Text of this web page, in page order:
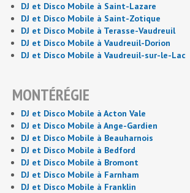
DJ et Disco Mobile à Saint-Lazare
DJ et Disco Mobile à Saint-Zotique
DJ et Disco Mobile à Terasse-Vaudreuil
DJ et Disco Mobile à Vaudreuil-Dorion
DJ et Disco Mobile à Vaudreuil-sur-le-Lac
MONTÉRÉGIE
DJ et Disco Mobile à Acton Vale
DJ et Disco Mobile à Ange-Gardien
DJ et Disco Mobile à Beauharnois
DJ et Disco Mobile à Bedford
DJ et Disco Mobile à Bromont
DJ et Disco Mobile à Farnham
DJ et Disco Mobile à Franklin